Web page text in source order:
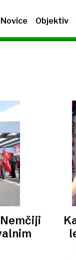
Novice Objektiv